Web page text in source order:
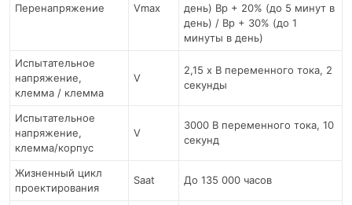
Перенапряжение Vmax
день) Вр + 20% (до 5 минут в
день) / Вр + 30% (до 1
минуты в день)
Испытательное
напряжение,
клемма / клемма
V
2,15 x В переменного тока, 2
секунды
Испытательное
напряжение,
клемма/корпус
V
3000 В переменного тока, 10
секунд
Жизненный цикл
проектирования
Saat До 135 000 часов